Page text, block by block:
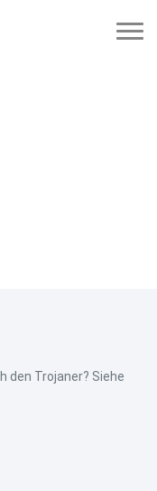
den Trojaner? Siehe